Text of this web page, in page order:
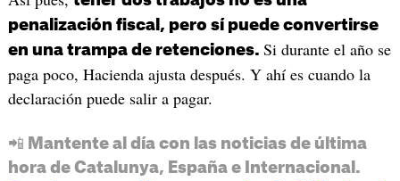
penalización fiscal, pero sí puede convertirse
en una trampa de retenciones. Si durante el año se
paga poco, Hacienda ajusta después. Y ahí es cuando la
declaración puede salir a pagar.
📲 Mantente al día con las noticias de última
hora de Catalunya, España e Internacional.